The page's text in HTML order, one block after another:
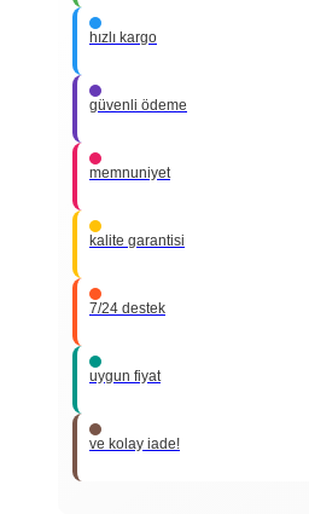
hızlı kargo
güvenli ödeme
memnuniyet
kalite garantisi
7/24 destek
uygun fiyat
ve kolay iade!